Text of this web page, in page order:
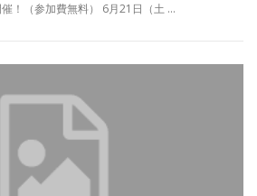
！（参加費無料） 6月21日（土 …